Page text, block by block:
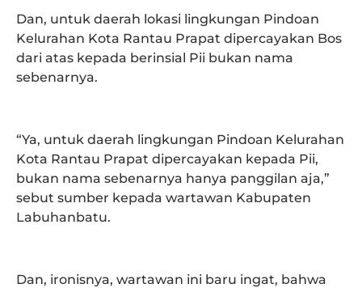
Dan, untuk daerah lokasi lingkungan Pindoan
Kelurahan Kota Rantau Prapat dipercayakan Bos
dari atas kepada berinsial Pii bukan nama
sebenarnya.
“Ya, untuk daerah lingkungan Pindoan Kelurahan
Kota Rantau Prapat dipercayakan kepada Pii,
bukan nama sebenarnya hanya panggilan aja,”
sebut sumber kepada wartawan Kabupaten
Labuhanbatu.
Dan, ironisnya, wartawan ini baru ingat, bahwa